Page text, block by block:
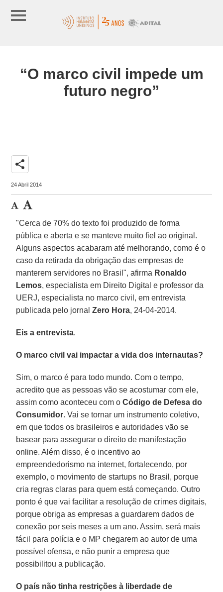
“O marco civil impede um
futuro negro”
share
24 Abril 2014
"Cerca de 70% do texto foi produzido de forma
pública e aberta e se manteve muito fiel ao original.
Alguns aspectos acabaram até melhorando, como é o
caso da retirada da obrigação das empresas de
manterem servidores no Brasil", afirma Ronaldo
Lemos, especialista em Direito Digital e professor da
UERJ, especialista no marco civil, em entrevista
publicada pelo jornalZero Hora, 24-04-2014.
Eis a entrevista.
O marco civil vai impactar a vida dos internautas?
Sim, o marco é para todo mundo. Com o tempo,
acredito que as pessoas vão se acostumar com ele,
assim como aconteceu com oCódigo de Defesa do
Consumidor. Vai se tornar um instrumento coletivo,
em que todos os brasileiros e autoridades vão se
basear para assegurar o direito de manifestação
online. Além disso, é o incentivo ao
empreendedorismo na internet, fortalecendo, por
exemplo, o movimento de startups no Brasil, porque
cria regras claras para quem está começando. Outro
ponto é que vai facilitar a resolução de crimes digitais,
porque obriga as empresas a guardarem dados de
conexão por seis meses a um ano. Assim, será mais
fácil para polícia e o MP chegarem ao autor de uma
possível ofensa, e não punir a empresa que
possibilitou a publicação.
O país não tinha restrições à liberdade de